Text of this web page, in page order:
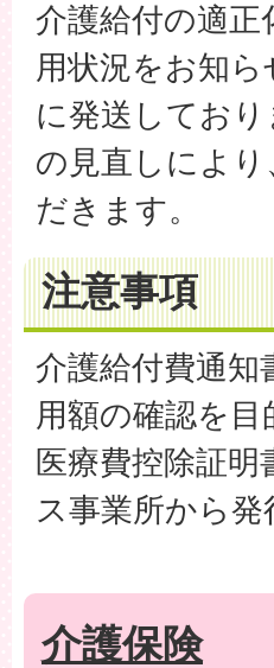
介護給付の適
用状況をお知
に発送してお
の見直しによ
だきます。
注意事項
介護給付費通
用額の確認を
医療費控除証
ス事業所から
介護保険